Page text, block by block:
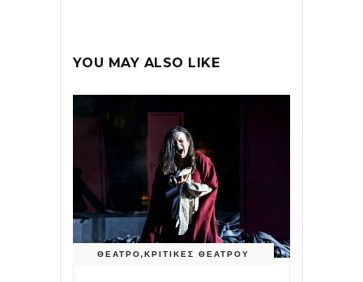
YOU MAY ALSO LIKE
ΘΕΑΤΡΟ,ΚΡΙΤΙΚΕΣ ΘΕΑΤΡΟΥ